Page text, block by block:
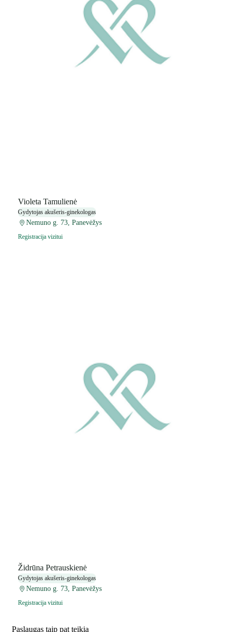
Violeta Tamulienė
Gydytojas akušeris-ginekologas
Nemuno g. 73, Panevėžys
Registracija vizitui
Židrūna Petrauskienė
Gydytojas akušeris-ginekologas
Nemuno g. 73, Panevėžys
Registracija vizitui
Paslaugas taip pat teikia